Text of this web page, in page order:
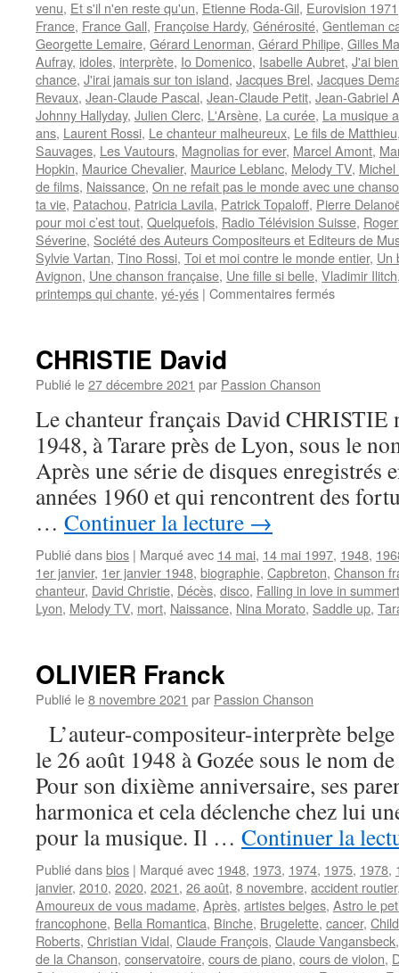
venu, Et s'il n'en reste qu'un, Etienne Roda-Gil, Eurovision 1971
France, France Gall, Françoise Hardy, Générosité, Gentleman
Georgette Lemaire, Gérard Lenorman, Gérard Philipe, Gilles
Aufray, idoles, interprète, Io Domenico, Isabelle Aubret, J'ai
chance, J'irai jamais sur ton island, Jacques Brel, Jacques
Revaux, Jean-Claude Pascal, Jean-Claude Petit, Jean-Gabriel
Johnny Hallyday, Julien Clerc, L'Arsène, La curée, La musique
ans, Laurent Rossi, Le chanteur malheureux, Le fils de Matthieu
Sauvages, Les Vautours, Magnolias for ever, Marcel Amont,
Hopkin, Maurice Chevalier, Maurice Leblanc, Melody TV,
de films, Naissance, On ne refait pas le monde avec une
ta vie, Patachou, Patricia Lavila, Patrick Topaloff, Pierre
pour moi c’est tout, Quelquefois, Radio Télévision Suisse,
Séverine, Société des Auteurs Compositeurs et Editeurs de
Sylvie Vartan, Tino Rossi, Toi et moi contre le monde entier, Un
Avignon, Une chanson française, Une fille si belle, Vladimir Ilitch
printemps qui chante, yé-yés | Commentaires ferméssur
CHRISTIE David
Publié le27 décembre 2021 par Passion Chanson
Le chanteur français David CHRISTIE
1948, à Tarare près de Lyon, sous le
Après une série de disques enregistrés
années 1960 et qui rencontrent des
… Continuer la lecture →
Publié dansbios | Marqué avec 14 mai, 14 mai 1997, 1948,
1er janvier, 1er janvier 1948, biographie, Capbreton, Chanson
chanteur, David Christie, Décès, disco, Falling in love in
Lyon, Melody TV, mort, Naissance, Nina Morato, Saddle up,
OLIVIER Franck
Publié le8 novembre 2021 par Passion Chanson
L’auteur-compositeur-interprète
le 26 août 1948 à Gozée sous le nom
Pour son dixième anniversaire, ses
harmonica et cela déclenche chez lui
pour la musique. Il … Continuer la
Publié dansbios | Marqué avec 1948, 1973, 1974, 1975, 1978,
janvier, 2010, 2020, 2021, 26 août, 8 novembre, accident routier
Amoureux de vous madame, Après, artistes belges, Astro le
francophone, Bella Romantica, Binche, Brugelette, cancer,
Roberts, Christian Vidal, Claude François, Claude Vangansbeck
de la Chanson, conservatoire, cours de piano, cours de violon,